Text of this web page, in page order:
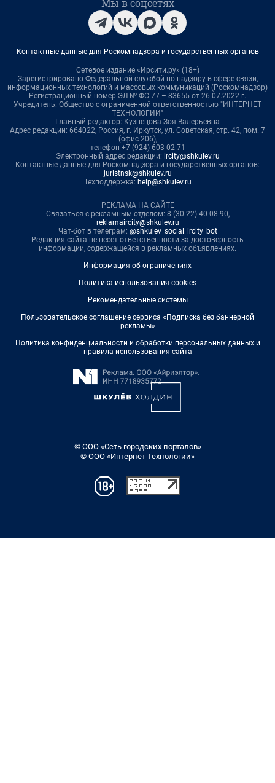
Мы в соцсетях
Контактные данные для Роскомнадзора и государственных органов
Сетевое издание «Ирсити.ру» (18+)
Зарегистрировано Федеральной службой по надзору в сфере связи,
информационных технологий и массовых коммуникаций (Роскомнадзор)
Регистрационный номер ЭЛ № ФС 77 – 83655 от 26.07.2022 г.
Учредитель: Общество с ограниченной ответственностью "ИНТЕРНЕТ
ТЕХНОЛОГИИ"
Главный редактор: Кузнецова Зоя Валерьевна
Адрес редакции: 664022, Россия, г. Иркутск, ул. Советская, стр. 42, пом. 7
(офис 206),
телефон +7 (924) 603 02 71
Электронный адрес редакции: ircity@shkulev.ru
Контактные данные для Роскомнадзора и государственных органов:
juristnsk@shkulev.ru
Техподдержка: help@shkulev.ru
РЕКЛАМА НА САЙТЕ
Связаться с рекламным отделом: 8 (30-22) 40-08-90,
reklamaircity@shkulev.ru
Чат-бот в телеграм: @shkulev_social_ircity_bot
Редакция сайта не несет ответственности за достоверность
информации, содержащейся в рекламных объявлениях.
Информация об ограничениях
Политика использования cookies
Рекомендательные системы
Пользовательское соглашение сервиса «Подписка без баннерной
рекламы»
Политика конфиденциальности и обработки персональных данных и
правила использования сайта
© ООО «Сеть городских порталов»
© ООО «Интернет Технологии»